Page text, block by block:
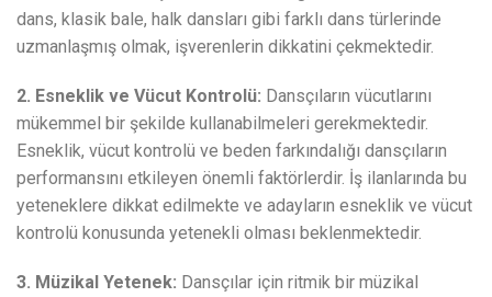
dans, klasik bale, halk dansları gibi farklı dans türlerinde
uzmanlaşmış olmak, işverenlerin dikkatini çekmektedir.
2. Esneklik ve Vücut Kontrolü: Dansçıların vücutlarını
mükemmel bir şekilde kullanabilmeleri gerekmektedir.
Esneklik, vücut kontrolü ve beden farkındalığı dansçıların
performansını etkileyen önemli faktörlerdir. İş ilanlarında bu
yeteneklere dikkat edilmekte ve adayların esneklik ve vücut
kontrolü konusunda yetenekli olması beklenmektedir.
3. Müzikal Yetenek: Dansçılar için ritmik bir müzikal